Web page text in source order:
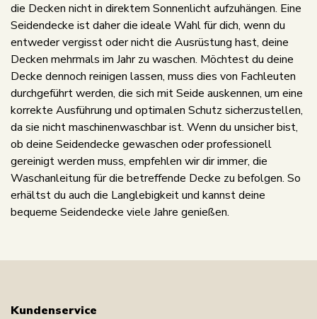
die Decken nicht in direktem Sonnenlicht aufzuhängen. Eine
Seidendecke ist daher die ideale Wahl für dich, wenn du
entweder vergisst oder nicht die Ausrüstung hast, deine
Decken mehrmals im Jahr zu waschen. Möchtest du deine
Decke dennoch reinigen lassen, muss dies von Fachleuten
durchgeführt werden, die sich mit Seide auskennen, um eine
korrekte Ausführung und optimalen Schutz sicherzustellen,
da sie nicht maschinenwaschbar ist. Wenn du unsicher bist,
ob deine Seidendecke gewaschen oder professionell
gereinigt werden muss, empfehlen wir dir immer, die
Waschanleitung für die betreffende Decke zu befolgen. So
erhältst du auch die Langlebigkeit und kannst deine
bequeme Seidendecke viele Jahre genießen.
Kundenservice